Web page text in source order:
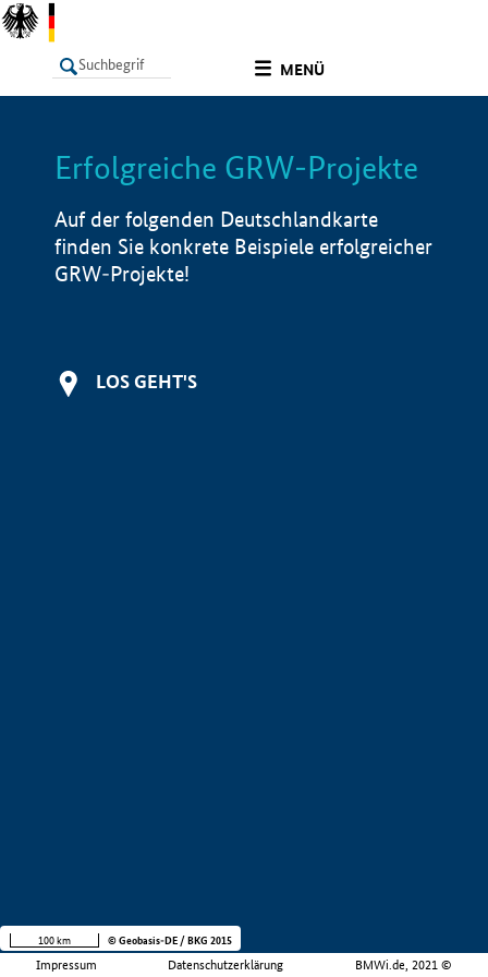
MENÜ
LISTE Info
Erfolgreiche GRW-Projekte
Auf der folgenden Deutschlandkarte
finden Sie konkrete Beispiele erfolgreicher
GRW-Projekte!
LOS GEHT'S
Impressum Datenschutzerklärung BMWi.de, 2021 ©
100 km © Geobasis-DE / BKG 2015